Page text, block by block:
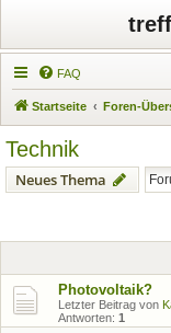
FAQ
Startseite Foren-
Technik
Neues Thema
Photovoltaik?
Letzter Beitrag von
Antworten: 1